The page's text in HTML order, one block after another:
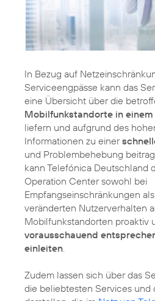
In Bezug auf
Serviceengpässe kann das
eine Übersicht über die
Mobilfunkstandorte in
liefern und aufgrund des
Informationen zu einer
und Problembehebung
kann Telefónica Deutschland
Operation Center sowohl bei
Empfangseinschränkungen
veränderten Nutzerverhalten
Mobilfunkstandorten proaktiv
vorausschauend
einleiten
Zudem lassen sich über das
die beliebtesten Services